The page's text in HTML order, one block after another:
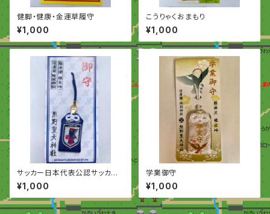
健脚・健康・金運草履守
¥1,000
こうりゃくおまもり
¥1,000
サッカー日本代表公認サッカー
守り
¥1,000
学業御守
¥1,000